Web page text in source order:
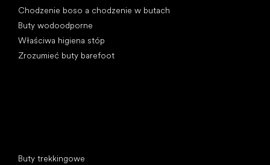
Chodzenie boso a chodzenie w butach
Buty wodoodporne
Właściwa higiena stóp
Zrozumieć buty barefoot
Buty trekkingowe